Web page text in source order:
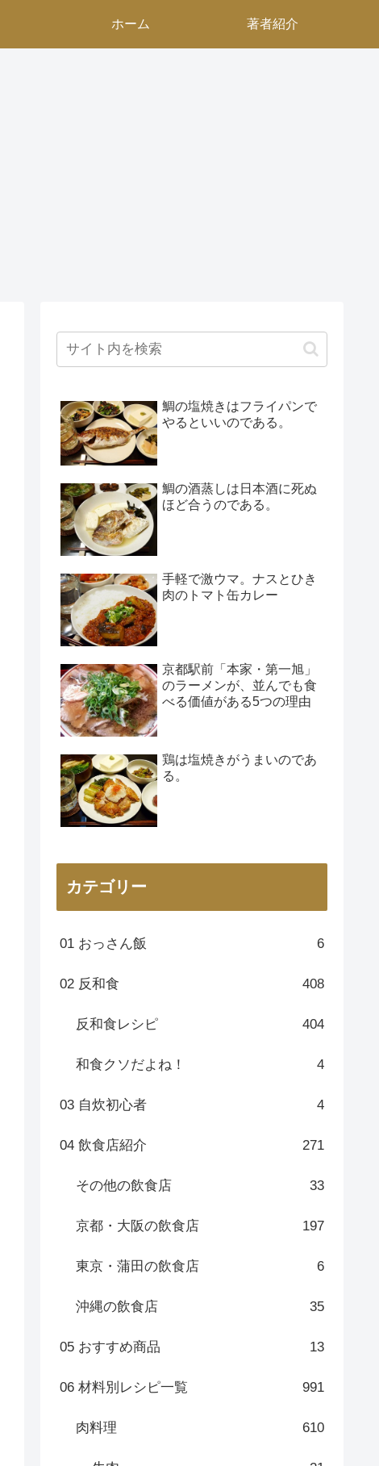
ホーム 著者紹介
鯛の塩焼きはフライパンで
やるといいのである。
鯛の酒蒸しは日本酒に死ぬ
ほど合うのである。
手軽で激ウマ。ナスとひき
肉のトマト缶カレー
京都駅前「本家・第一旭」
のラーメンが、並んでも食
べる価値がある5つの理由
鶏は塩焼きがうまいのであ
る。
カテゴリー
01 おっさん飯 6
02 反和食 408
反和食レシピ 404
和食クソだよね！ 4
03 自炊初心者 4
04 飲食店紹介 271
その他の飲食店 33
京都・大阪の飲食店 197
東京・蒲田の飲食店 6
沖縄の飲食店 35
05 おすすめ商品 13
06 材料別レシピ一覧 991
肉料理 610